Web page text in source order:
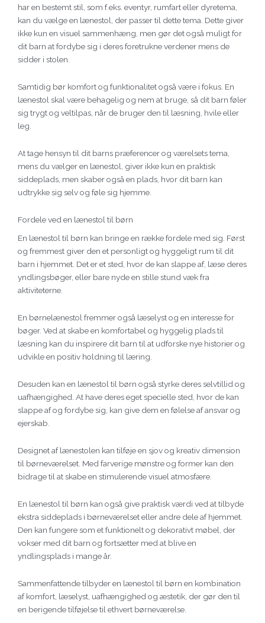
har en bestemt stil, som f.eks. eventyr, rumfart eller dyretema,
kan du vælge en lænestol, der passer til dette tema. Dette giver
ikke kun en visuel sammenhæng, men gør det også muligt for
dit barn at fordybe sig i deres foretrukne verdener mens de
sidder i stolen.
Samtidig bør komfort og funktionalitet også være i fokus. En
lænestol skal være behagelig og nem at bruge, så dit barn føler
sig trygt og veltilpas, når de bruger den til læsning, hvile eller
leg.
At tage hensyn til dit barns præferencer og værelsets tema,
mens du vælger en lænestol, giver ikke kun en praktisk
siddeplads, men skaber også en plads, hvor dit barn kan
udtrykke sig selv og føle sig hjemme.
Fordele ved en lænestol til børn
En lænestol til børn kan bringe en række fordele med sig. Først
og fremmest giver den et personligt og hyggeligt rum til dit
barn i hjemmet. Det er et sted, hvor de kan slappe af, læse deres
yndlingsbøger, eller bare nyde en stille stund væk fra
aktiviteterne.
En børnelænestol fremmer også læselyst og en interesse for
bøger. Ved at skabe en komfortabel og hyggelig plads til
læsning kan du inspirere dit barn til at udforske nye historier og
udvikle en positiv holdning til læring.
Desuden kan en lænestol til børn også styrke deres selvtillid og
uafhængighed. At have deres eget specielle sted, hvor de kan
slappe af og fordybe sig, kan give dem en følelse af ansvar og
ejerskab.
Designet af lænestolen kan tilføje en sjov og kreativ dimension
til børneværelset. Med farverige mønstre og former kan den
bidrage til at skabe en stimulerende visuel atmosfære.
En lænestol til børn kan også give praktisk værdi ved at tilbyde
ekstra siddeplads i børneværelset eller andre dele af hjemmet.
Den kan fungere som et funktionelt og dekorativt møbel, der
vokser med dit barn og fortsætter med at blive en
yndlingsplads i mange år.
Sammenfattende tilbyder en lænestol til børn en kombination
af komfort, læselyst, uafhængighed og æstetik, der gør den til
en berigende tilføjelse til ethvert børneværelse.